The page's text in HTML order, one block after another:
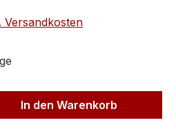
Versandkosten
Gib den
In den Warenkorb